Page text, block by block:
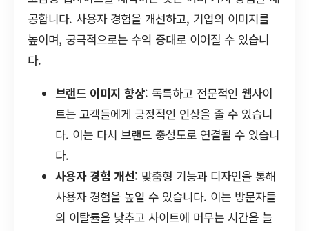
공합니다. 사용자 경험을 개선하고, 기업의 이미지를
높이며, 궁극적으로는 수익 증대로 이어질 수 있습니
다.
브랜드 이미지 향상: 독특하고 전문적인 웹사이
트는 고객들에게 긍정적인 인상을 줄 수 있습니
다. 이는 다시 브랜드 충성도로 연결될 수 있습니
다.
사용자 경험 개선: 맞춤형 기능과 디자인을 통해
사용자 경험을 높일 수 있습니다. 이는 방문자들
의 이탈률을 낮추고 사이트에 머무는 시간을 늘